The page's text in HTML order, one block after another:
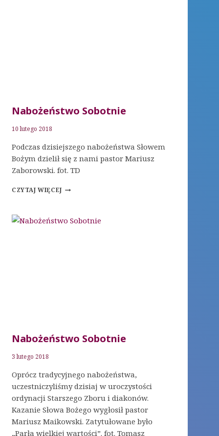
Nabożeństwo Sobotnie
10 lutego 2018
Podczas dzisiejszego nabożeństwa Słowem
Bożym dzielił się z nami pastor Mariusz
Zaborowski. fot. TD
CZYTAJ WIĘCEJNABOŻEŃSTWO
Nabożeństwo Sobotnie
3 lutego 2018
Oprócz tradycyjnego nabożeństwa,
uczestniczyliśmy dzisiaj w uroczystości
ordynacji Starszego Zboru i diakonów.
Kazanie Słowa Bożego wygłosił pastor
Mariusz Maikowski. Zatytułowane było
„Parła wielkiej wartości”. fot. Tomasz